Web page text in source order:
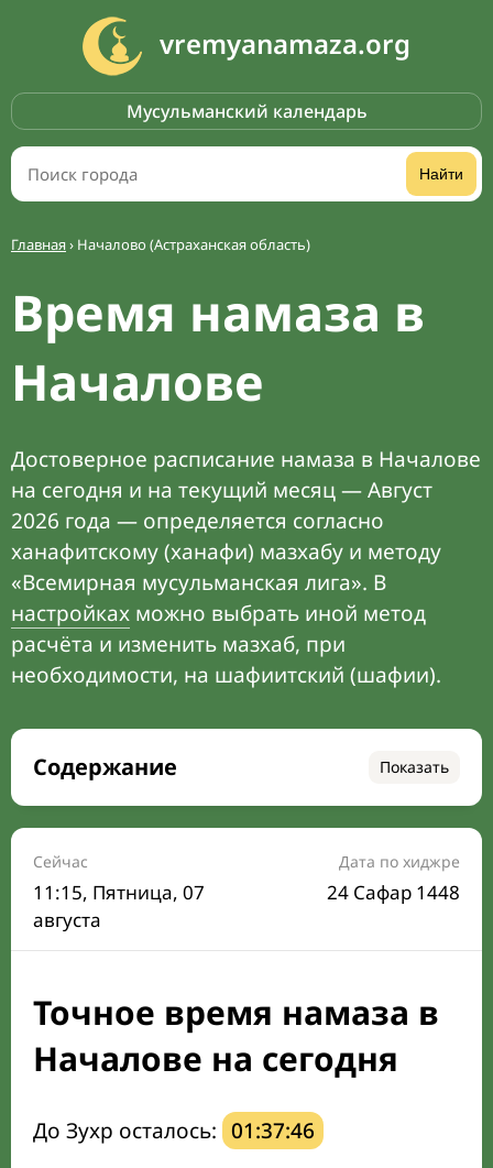
vremyanamaza.org
Мусульманский календарь
Найти
Главная› Началово (Астраханская область)
Время намаза в
Началове
Достоверное расписание намаза в Началове
на сегодня и на текущий месяц — Август
2026 года — определяется согласно
ханафитскому (ханафи) мазхабу и методу
«Всемирная мусульманская лига». В
настройках можно выбрать иной метод
расчёта и изменить мазхаб, при
необходимости, на шафиитский (шафии).
Содержание Показать
Время намаза на сегодня
Расписание на месяц
Время Сухура и Ифтара на сегодня
Календарь рамадана
Направление киблы
Сейчас
11:15, Пятница, 07
августа
Дата по хиджре
24 Сафар 1448
Точное время намаза в
Началове на сегодня
До Зухр осталось: 01:37:45